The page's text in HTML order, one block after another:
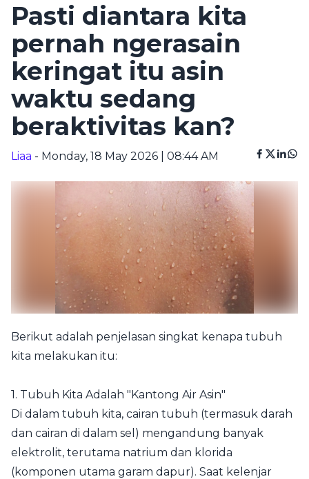
Pasti diantara kita
pernah ngerasain
keringat itu asin
waktu sedang
beraktivitas kan?
Liaa - Monday, 18 May 2026 | 08:44 AM
Berikut adalah penjelasan singkat kenapa tubuh
kita melakukan itu:
1. Tubuh Kita Adalah "Kantong Air Asin"
Di dalam tubuh kita, cairan tubuh (termasuk darah
dan cairan di dalam sel) mengandung banyak
elektrolit, terutama natrium dan klorida
(komponen utama garam dapur). Saat kelenjar